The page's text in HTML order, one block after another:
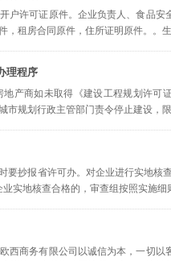
户许可证原件。企业负责人、食品安
，租房合同原件，住所证明原件。。
理程序
产商如未取得《建设工程规划许可
市规划行政主管部门责令停止建设，
要抄报省许可办。对企业进行实地核
实地核查合格的，审查组按照实施细
西商务有限公司以诚信为本，一切以